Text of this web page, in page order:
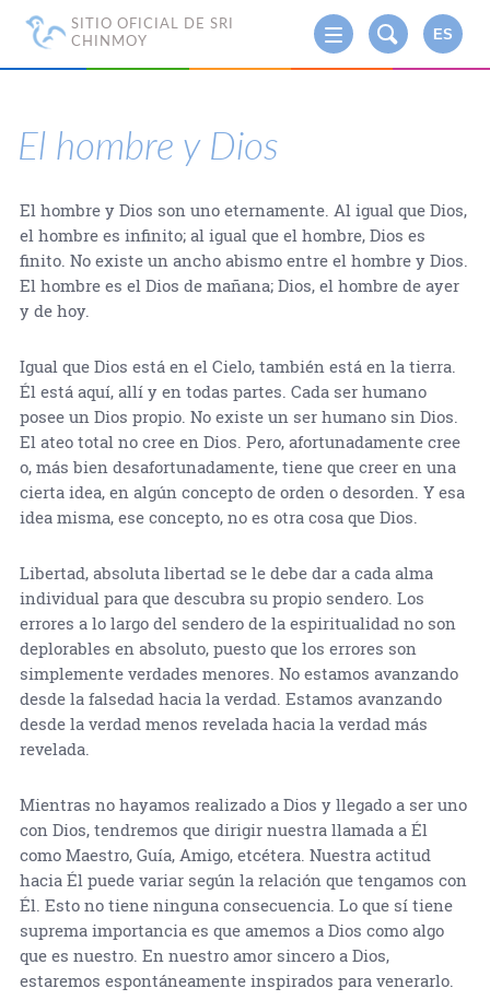
SITIO OFICIAL DE SRI
CHINMOY
ES
El hombre y Dios
El hombre y Dios son uno eternamente. Al igual que Dios,
el hombre es infinito; al igual que el hombre, Dios es
finito. No existe un ancho abismo entre el hombre y Dios.
El hombre es el Dios de mañana; Dios, el hombre de ayer
y de hoy.
Igual que Dios está en el Cielo, también está en la tierra.
Él está aquí, allí y en todas partes. Cada ser humano
posee un Dios propio. No existe un ser humano sin Dios.
El ateo total no cree en Dios. Pero, afortunadamente cree
o, más bien desafortunadamente, tiene que creer en una
cierta idea, en algún concepto de orden o desorden. Y esa
idea misma, ese concepto, no es otra cosa que Dios.
Libertad, absoluta libertad se le debe dar a cada alma
individual para que descubra su propio sendero. Los
errores a lo largo del sendero de la espiritualidad no son
deplorables en absoluto, puesto que los errores son
simplemente verdades menores. No estamos avanzando
desde la falsedad hacia la verdad. Estamos avanzando
desde la verdad menos revelada hacia la verdad más
revelada.
Mientras no hayamos realizado a Dios y llegado a ser uno
con Dios, tendremos que dirigir nuestra llamada a Él
como Maestro, Guía, Amigo, etcétera. Nuestra actitud
hacia Él puede variar según la relación que tengamos con
Él. Esto no tiene ninguna consecuencia. Lo que sí tiene
suprema importancia es que amemos a Dios como algo
que es nuestro. En nuestro amor sincero a Dios,
estaremos espontáneamente inspirados para venerarlo.